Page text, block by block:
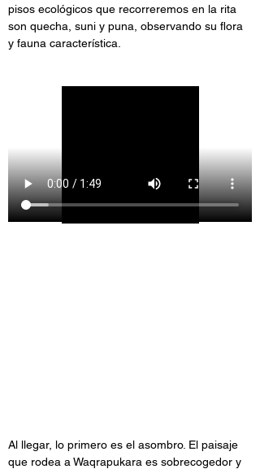
pisos ecológicos que recorreremos en la rita
son quecha, suni y puna, observando su flora
y fauna característica.
Al llegar, lo primero es el asombro. El paisaje
que rodea a Waqrapukara es sobrecogedor y